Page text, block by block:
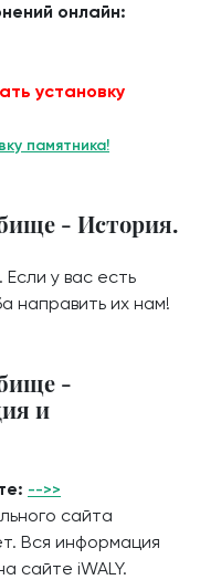
онлайн:
установку
памятника!
- История.
у вас есть
направить их нам!
-
и
-->>
сайта
Вся информация
сайте iWALY.